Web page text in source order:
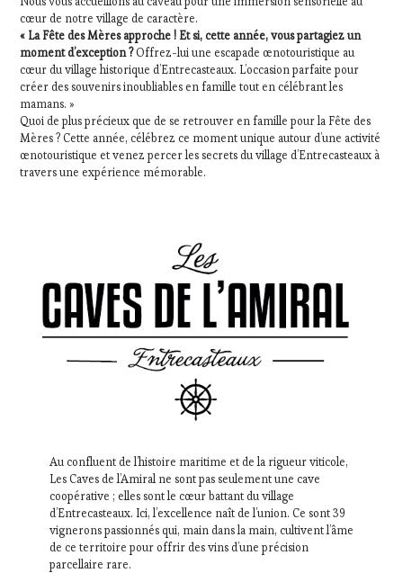
cœur de notre village de caractère.
« La Fête des Mères approche ! Et si, cette année, vous partagiez un
moment d’exception ?Offrez-lui une escapade œnotouristique au
cœur du village historique d’Entrecasteaux. L’occasion parfaite pour
créer des souvenirs inoubliables en famille tout en célébrant les
mamans. »
Quoi de plus précieux que de se retrouver en famille pour la Fête des
Mères ? Cette année, célébrez ce moment unique autour d’une activité
œnotouristique et venez percer les secrets du village d’Entrecasteaux à
travers une expérience mémorable.
Au confluent de l’histoire maritime et de la rigueur viticole,
Les Caves de l’Amiral ne sont pas seulement une cave
coopérative ; elles sont le cœur battant du village
d’Entrecasteaux. Ici, l’excellence naît de l’union. Ce sont 39
vignerons passionnés qui, main dans la main, cultivent l’âme
de ce territoire pour offrir des vins d’une précision
parcellaire rare.